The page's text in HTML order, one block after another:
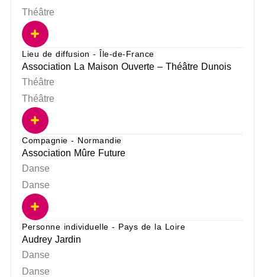
Théâtre
Lieu de diffusion - Île-de-France
Association La Maison Ouverte – Théâtre Dunois
Théâtre
Théâtre
Compagnie - Normandie
Association Mûre Future
Danse
Danse
Personne individuelle - Pays de la Loire
Audrey Jardin
Danse
Danse